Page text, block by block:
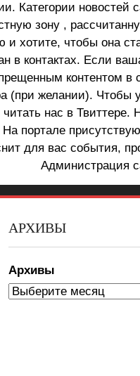
Категории
зону ,
и хотите, чтобы она
в контактах. Если
контентом в
(при желании). Чтобы
нас в
портале
для вас события,
Администрация
АРХИВЫ
Архивы